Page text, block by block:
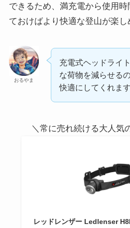
できるため、満充電から使用
ておけばより快適な登山が楽し
おるやま
充電式ヘッドライ
な荷物を減らせる
快適にしてくれます
＼常に売れ続ける大人気
レッドレンザー Ledlenser